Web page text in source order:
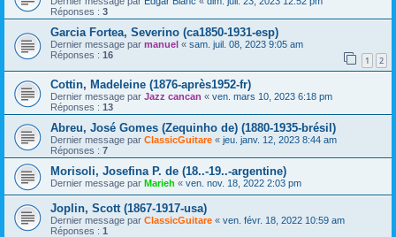
Réponses : 3
Garcia Fortea, Severino (ca1850-1931-esp)
Dernier message par manuel « sam. juil. 08, 2023 9:05 am
Réponses : 16 1 2
Cottin, Madeleine (1876-après1952-fr)
Dernier message par Jazz cancan « ven. mars 10, 2023 6:18 pm
Réponses : 13
Abreu, José Gomes (Zequinho de) (1880-1935-brésil)
Dernier message par ClassicGuitare « jeu. janv. 12, 2023 8:44 am
Réponses : 7
Morisoli, Josefina P. de (18..-19..-argentine)
Dernier message par Marieh « ven. nov. 18, 2022 2:03 pm
Joplin, Scott (1867-1917-usa)
Dernier message par ClassicGuitare « ven. févr. 18, 2022 10:59 am
Réponses : 1